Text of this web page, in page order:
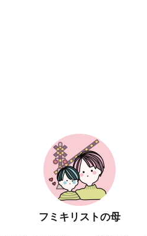
フミキリストの母